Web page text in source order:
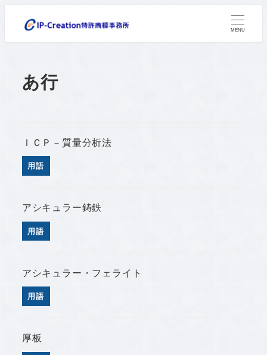
ン
MENU
あ行
ＩＣＰ－質量分析法
用語
アシキュラー鋳鉄
用語
アシキュラー・フェライト
用語
厚板